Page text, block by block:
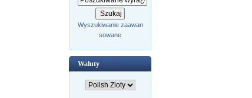
Wyszukiwanie zaawan
sowane
Waluty